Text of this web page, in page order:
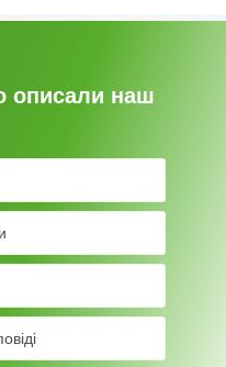
описали наш